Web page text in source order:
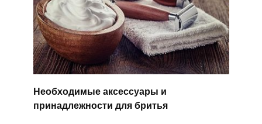
Необходимые аксессуары и
принадлежности для бритья